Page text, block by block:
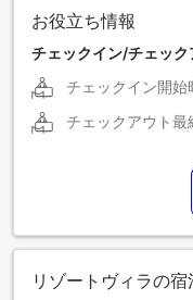
お役立ち情報
チェックイン/チェック
チェックイン開始
チェックアウト最
リゾートヴィラの